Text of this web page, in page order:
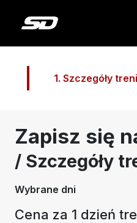
1. Szczegóły
Zapisz się
/ Szczegóły
Wybrane dni
Cena za 1 dzień